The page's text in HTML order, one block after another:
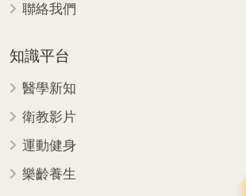
聯絡我們
知識平台
醫學新知
衛教影片
運動健身
樂齡養生